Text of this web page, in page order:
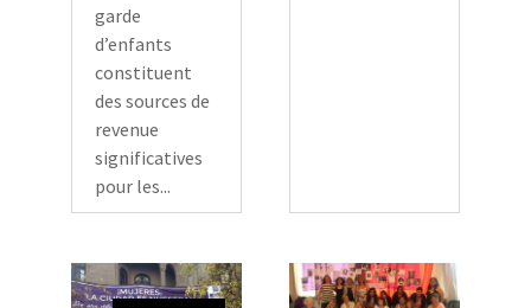
garde
d’enfants
constituent
des sources de
revenue
significatives
pour les...